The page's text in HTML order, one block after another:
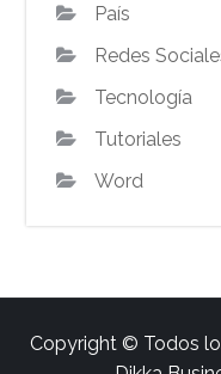
País
Redes
Tecnología
Tutoriales
Word
Copyright © Todos